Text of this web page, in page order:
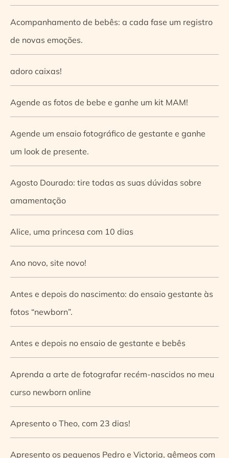
Acompanhamento de bebês: a cada fase um registro
de novas emoções.
adoro caixas!
Agende as fotos de bebe e ganhe um kit MAM!
Agende um ensaio fotográfico de gestante e ganhe
um look de presente.
Agosto Dourado: tire todas as suas dúvidas sobre
amamentação
Alice, uma princesa com 10 dias
Ano novo, site novo!
Antes e depois do nascimento: do ensaio gestante às
fotos “newborn”.
Antes e depois no ensaio de gestante e bebês
Aprenda a arte de fotografar recém-nascidos no meu
curso newborn online
Apresento o Theo, com 23 dias!
Apresento os pequenos Pedro e Victoria, gêmeos com